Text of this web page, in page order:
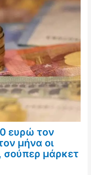
ευρώ τον
μήνα οι
σούπερ μάρκετ